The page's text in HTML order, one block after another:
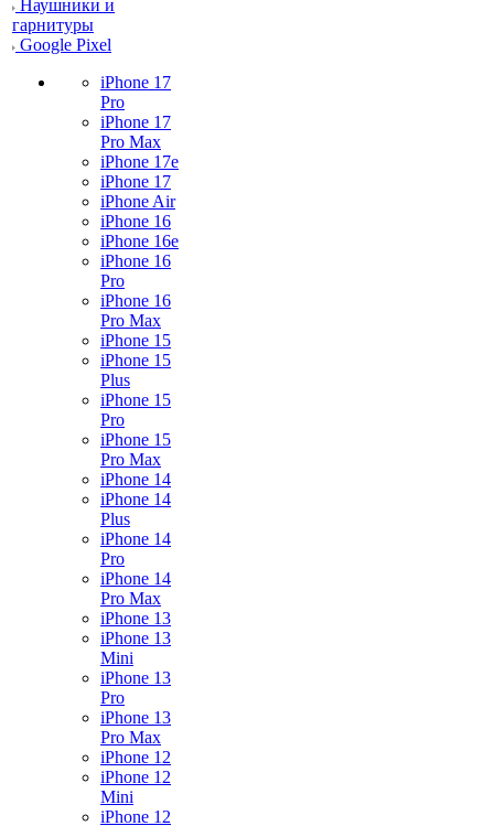
Наушники и
гарнитуры
Google Pixel
iPhone 17
Pro
iPhone 17
Pro Max
iPhone 17e
iPhone 17
iPhone Air
iPhone 16
iPhone 16e
iPhone 16
Pro
iPhone 16
Pro Max
iPhone 15
iPhone 15
Plus
iPhone 15
Pro
iPhone 15
Pro Max
iPhone 14
iPhone 14
Plus
iPhone 14
Pro
iPhone 14
Pro Max
iPhone 13
iPhone 13
Mini
iPhone 13
Pro
iPhone 13
Pro Max
iPhone 12
iPhone 12
Mini
iPhone 12